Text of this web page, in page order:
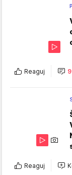
Reaguj 9
Reaguj